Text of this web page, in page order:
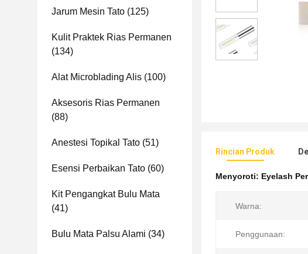
Jarum Mesin Tato (125)
Kulit Praktek Rias Permanen
(134)
Alat Microblading Alis (100)
Aksesoris Rias Permanen
(88)
Anestesi Topikal Tato (51)
Esensi Perbaikan Tato (60)
Kit Pengangkat Bulu Mata
(41)
Bulu Mata Palsu Alami (34)
Rincian Produk
Menyoroti: Eyelash
Warna:
Penggunaan: